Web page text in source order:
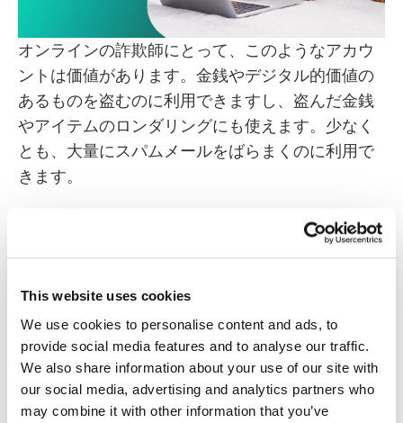
This website uses cookies
We use cookies to personalise content and ads, to
provide social media features and to analyse our traffic.
We also share information about your use of our site with
our social media, advertising and analytics partners who
may combine it with other information that you’ve
オンラインの詐欺師にとって、このようなアカウ
ントは価値があります。金銭やデジタル的価値の
あるものを盗むのに利用できますし、盗んだ金銭
やアイテムのロンダリングにも使えます。少なく
とも、大量にスパムメールをばらまくのに利用で
きます。
犯罪者を引きつける『ゲーム・オ
ブ・スローンズ』
スローンズ』の人気を悪用した脅威のほんの一例
です。シーズン8の放送が開始されてからというも
の、この番組に関連したさまざまなサイバー犯罪
活動が急増しています。下のグラフが示すよう